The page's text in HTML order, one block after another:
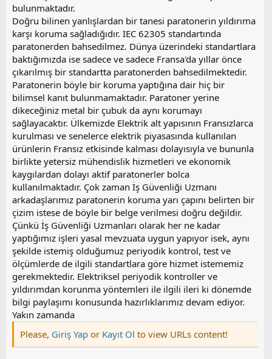
bulunmaktadır.
Doğru bilinen yanlışlardan bir tanesi paratonerin yıldırıma
karşı koruma sağladığıdır. IEC 62305 standartında
paratonerden bahsedilmez. Dünya üzerindeki standartlara
baktığımızda ise sadece ve sadece Fransa'da yıllar önce
çıkarılmış bir standartta paratonerden bahsedilmektedir.
Paratonerin böyle bir koruma yaptığına dair hiç bir
bilimsel kanıt bulunmamaktadır. Paratoner yerine
dikeceğiniz metal bir çubuk da aynı korumayı
sağlayacaktır. Ülkemizde Elektrik alt yapısının Fransızlarca
kurulması ve senelerce elektrik piyasasında kullanılan
ürünlerin Fransız etkisinde kalması dolayısıyla ve bununla
birlikte yetersiz mühendislik hizmetleri ve ekonomik
kaygılardan dolayı aktif paratonerler bolca
kullanılmaktadır. Çok zaman İş Güvenliği Uzmanı
arkadaşlarımız paratonerin koruma yarı çapını belirten bir
çizim istese de böyle bir belge verilmesi doğru değildir.
Çünkü İş Güvenliği Uzmanları olarak her ne kadar
yaptığımız işleri yasal mevzuata uygun yapıyor isek, aynı
şekilde istemiş olduğumuz periyodik kontrol, test ve
ölçümlerde de ilgili standartlara göre hizmet istememiz
gerekmektedir. Elektriksel periyodik kontroller ve
yıldırımdan korunma yöntemleri ile ilgili ileri ki dönemde
bilgi paylaşımı konusunda hazırlıklarımız devam ediyor.
Yakın zamanda
Please, Giriş Yap or Kayıt Ol to view URLs content!